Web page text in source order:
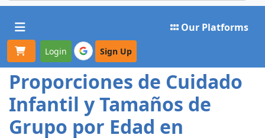
Toggle navigation Our Platforms
Login Sign Up
Proporciones de Cuidado
Infantil y Tamaños de
Grupo por Edad en